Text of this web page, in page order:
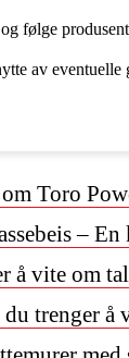
følge
av eventuelle
Toro
–
å vite om
trenger å